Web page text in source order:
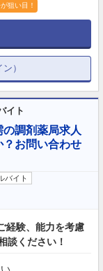
狙い目！
）
イト
調剤薬局求人
お問い合わせ
バイト
経験、能力を考慮
談ください！